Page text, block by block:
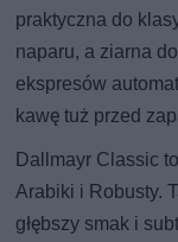
praktyczna do
naparu, a ziarna
ekspresów
kawę tuż przed
Dallmayr Classic
Arabiki i Robusty.
głębszy smak i